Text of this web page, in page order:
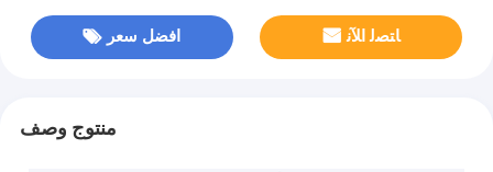
افضل سعر ﺎﺘﺼﻟ ﺍﻶﻧ
منتوج وصف